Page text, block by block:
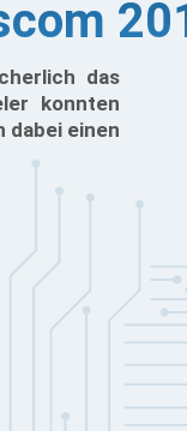
das
konnten
dabei einen